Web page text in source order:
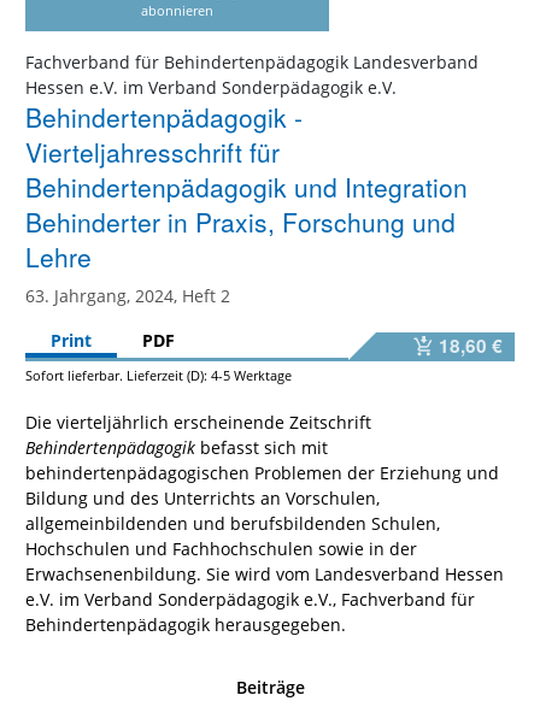
abonnieren
Fachverband für Behindertenpädagogik Landesverband
Hessen e.V. im Verband Sonderpädagogik e.V.
Behindertenpädagogik -
Vierteljahresschrift für
Behindertenpädagogik und Integration
Behinderter in Praxis, Forschung und
Lehre
63. Jahrgang, 2024, Heft 2
Print
PDF 18,60 €
Sofort lieferbar. Lieferzeit (D): 4-5 Werktage
Die vierteljährlich erscheinende Zeitschrift
Behindertenpädagogik befasst sich mit
behindertenpädagogischen Problemen der Erziehung und
Bildung und des Unterrichts an Vorschulen,
allgemeinbildenden und berufsbildenden Schulen,
Hochschulen und Fachhochschulen sowie in der
Erwachsenenbildung. Sie wird vom Landesverband Hessen
e.V. im Verband Sonderpädagogik e.V., Fachverband für
Behindertenpädagogik herausgegeben.
Beiträge